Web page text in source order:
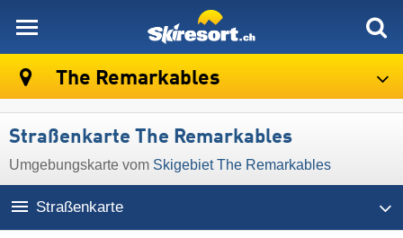
The Remarkables
Straßenkarte The Remarkables
Umgebungskarte vom Skigebiet The Remarkables
Straßenkarte